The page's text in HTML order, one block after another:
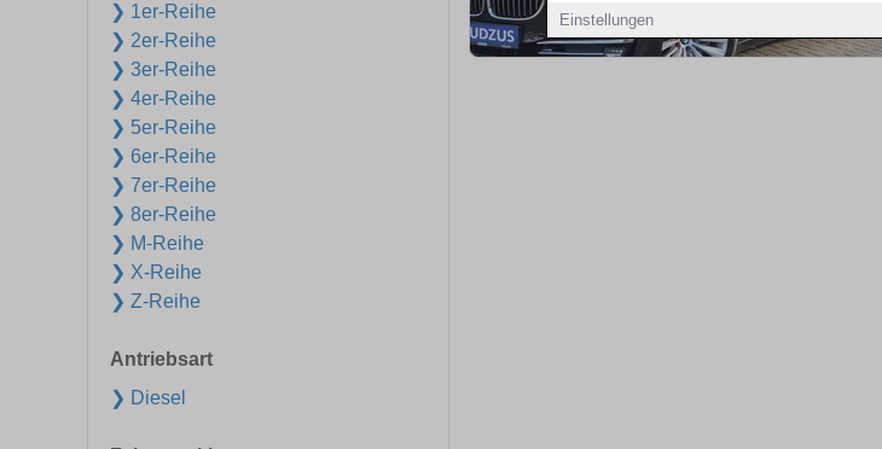
Einstellungen
❯ 1er-Reihe
❯ 2er-Reihe
❯ 3er-Reihe
❯ 4er-Reihe
❯ 5er-Reihe
❯ 6er-Reihe
❯ 7er-Reihe
❯ 8er-Reihe
❯ M-Reihe
❯ X-Reihe
❯ Z-Reihe
Antriebsart
❯ Diesel